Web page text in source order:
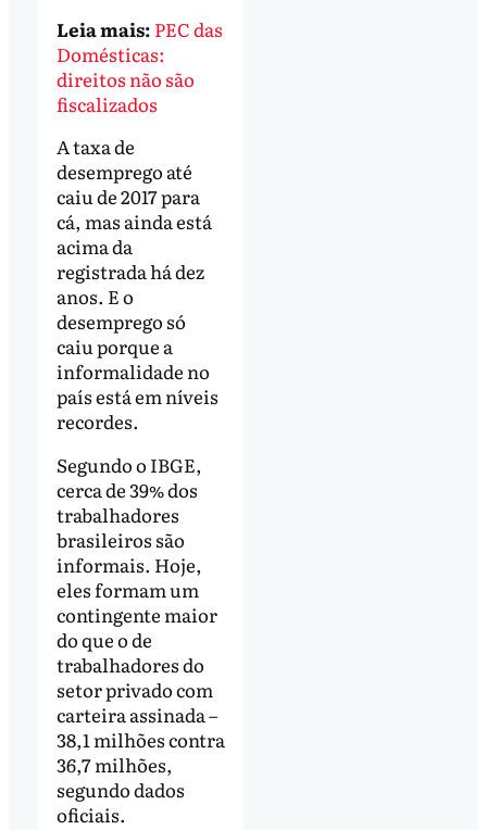
Leia mais: PEC das
Domésticas:
direitos não são
fiscalizados
A taxa de
desemprego até
caiu de 2017 para
cá, mas ainda está
acima da
registrada há dez
anos. E o
desemprego só
caiu porque a
informalidade no
país está em níveis
recordes.
Segundo o IBGE,
cerca de 39% dos
trabalhadores
brasileiros são
informais. Hoje,
eles formam um
contingente maior
do que o de
trabalhadores do
setor privado com
carteira assinada –
38,1 milhões contra
36,7 milhões,
segundo dados
oficiais.